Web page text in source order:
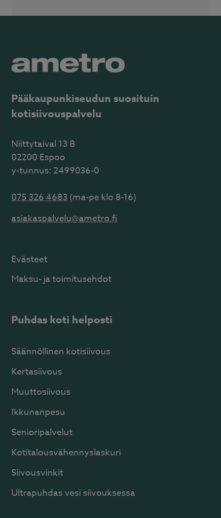
Pääkaupunkiseudun suosituin
kotisiivouspalvelu
Niittytaival 13 B
02200 Espoo
y-tunnus: 2499036-0
075 326 4683(ma-pe klo 8-16)
asiakaspalvelu@ametro.fi
Evästeet
Maksu- ja toimitusehdot
Puhdas koti helposti
Säännöllinen kotisiivous
Kertasiivous
Muuttosiivous
Ikkunanpesu
Senioripalvelut
Kotitalousvähennyslaskuri
Siivousvinkit
Ultrapuhdas vesi siivouksessa